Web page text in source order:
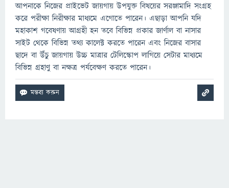
আপনাকে নিজের প্রাইভেট জায়গায় উপযুক্ত বিষয়ের সরঞ্জামাদি সংগ্রহ
করে পরীক্ষা নিরীক্ষার মাধ্যমে এগোতে পারেন। এছাড়া আপনি যদি
মহাকাশ গবেষণায় আগ্রহী হন তবে বিভিন্ন প্রকার জার্ণাল বা নাসার
সাইট থেকে বিভিন্ন তথ্য কালেক্ট করতে পারেন এবং নিজের বাসার
ছাদে বা উঁচু জায়গায় উচ্চ মাত্রার টেলিস্কোপ লাগিয়ে সেটার মাধ্যমে
বিভিন্ন গ্রহাণু বা নক্ষত্র পর্যবেক্ষণ করতে পারেন।